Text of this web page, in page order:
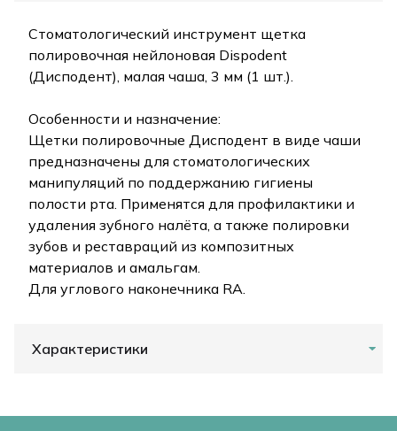
Стоматологический инструмент щетка
полировочная нейлоновая Dispodent
(Дисподент), малая чаша, 3 мм (1 шт.).
Особенности и назначение:
Щетки полировочные Дисподент в виде чаши
предназначены для стоматологических
манипуляций по поддержанию гигиены
полости рта. Применятся для профилактики и
удаления зубного налёта, а также полировки
зубов и реставраций из композитных
материалов и амальгам.
Для углового наконечника RA.
Характеристики